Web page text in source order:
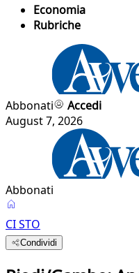
Economia
Rubriche
Abbonati
Accedi
August 7, 2026
Abbonati
CI STO
Condividi